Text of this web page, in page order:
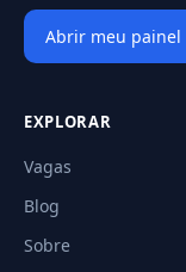
Abrir meu painel
EXPLORAR
Vagas
Blog
Sobre